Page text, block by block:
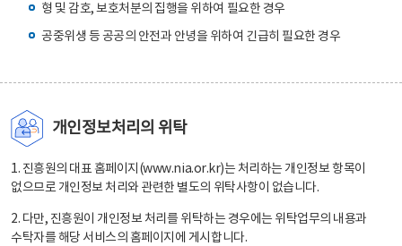
형 및 감호, 보호처분의 집행을 위하여 필요한 경우
공중위생 등 공공의 안전과 안녕을 위하여 긴급히 필요한 경우
개인정보처리의 위탁
1. 진흥원의 대표 홈페이지(www.nia.or.kr)는 처리하는 개인정보 항목이
없으므로 개인정보 처리와 관련한 별도의 위탁사항이 없습니다.
2. 다만, 진흥원이 개인정보 처리를 위탁하는 경우에는 위탁업무의 내용과
수탁자를 해당 서비스의 홈페이지에 게시합니다.